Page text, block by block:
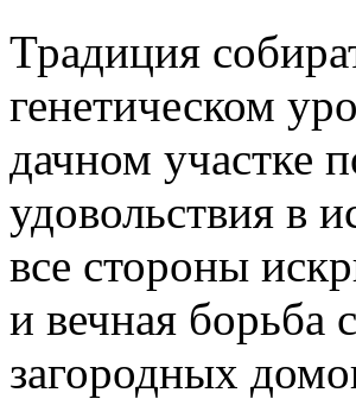
Традиция
генетическом
дачном участке
удовольствия в
все стороны
и вечная борьба
загородных